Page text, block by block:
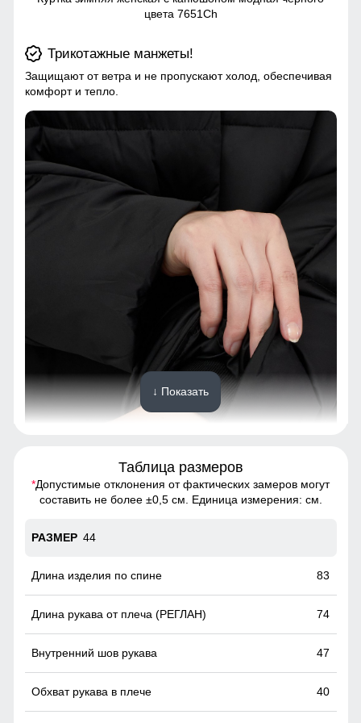
цвета 7651Ch
Трикотажные манжеты!
Защищают от ветра и не пропускают холод, обеспечивая
комфорт и тепло.
Защищают от ветра и не пропускают холод, обеспечивая
комфорт и тепло.
Надёжно защищает от холода, ветра и осадков. Идеален
для зимней погоды, не требует головного убора.
↓ Показать
Таблица размеров
*Допустимые отклонения от фактических замеров могут
составить не более ±0,5 см. Единица измерения: см.
44
83
74
47
40